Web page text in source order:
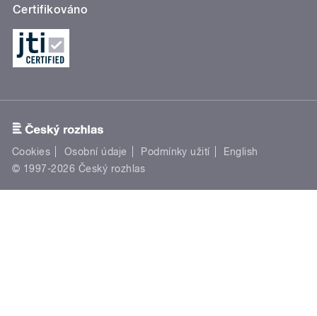
Certifikováno
Cookies Osobní údaje Podmínky užití
English
© 1997-2026 Český rozhlas